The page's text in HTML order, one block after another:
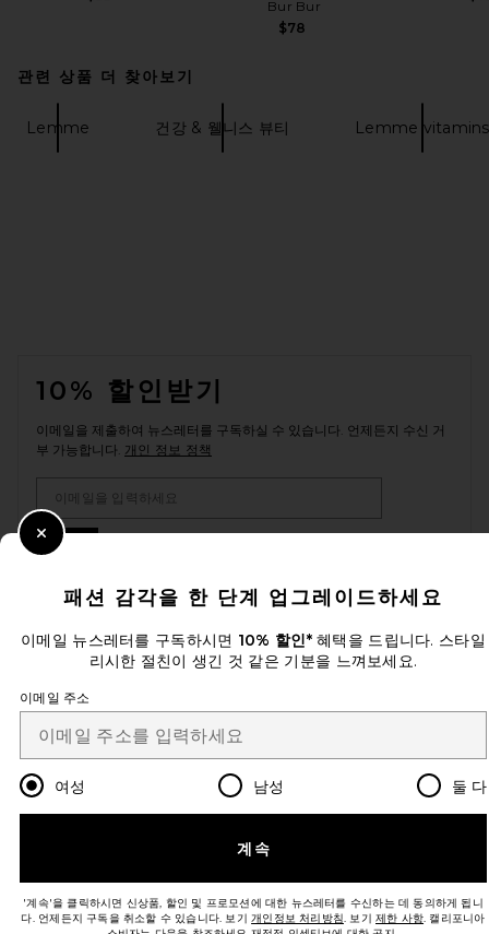
Bur Bur
$78
관련 상품 더 찾아보기
Lemme 건강 & 웰니스 뷰티 Lemme vitamins
10% 할인받기
이메일을 제출하여 뉴스레터를 구독하실 수 있습니다. 언제든지 수신 거
부 가능합니다. 개인 정보 정책
Change Country Regions
ko USD
개선에 도움을 주세요!
오늘 방문에 대한 설문 조사를 해주세요Let's Go!
© EMINENT, INC. (A REVOLVE GROUP 계열사). ALL RIGHTS RESERVED
패션 감각을 한 단계 업그레이드하세요
이메일 뉴스레터를 구독하시면 10% 할인*혜택을 드립니다. 스타일
리시한 절친이 생긴 것 같은 기분을 느껴보세요.
이메일 주소
여성 남성 둘 다
계속
'계속'을 클릭하시면 신상품, 할인 및 프로모션에 대한 뉴스레터를 수신하는 데 동의하게 됩니
다. 언제든지 구독을 취소할 수 있습니다. 보기개인정보 처리방침. 보기제한 사항. 캘리포니아
Close Modal